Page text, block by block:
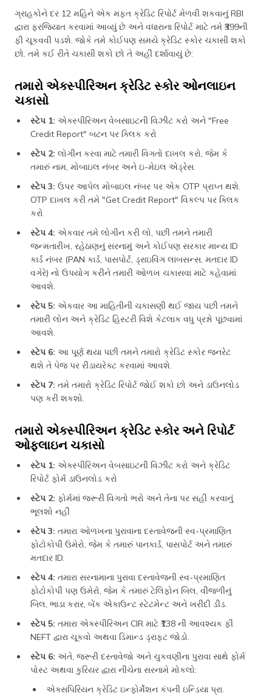
ગ્રાહકોને દર 12 મહિને એક મફત ક્રેડિટ રિપોર્ટ મેળવી શકવાનું RBI
દ્વારા ફરજિયાત કરવામાં આવ્યું છે અને વધારાના રિપોર્ટ માટે તમે ₹399ની
ફી ચૂકવવી પડશે. જોકે તમે કોઈપણ સમયે ક્રેડિટ સ્કોર ચકાસી શકો
છો. તમે કઈ રીતે ચકાસી શકો છો તે અહીં દર્શાવાયું છે:
તમારો એક્સ્પીરિઅન ક્રેડિટ સ્કોર ઓનલાઇન
ચકાસો
સ્ટેપ 1: એક્સ્પીરિઅન વેબસાઇટની વિઝીટ કરો અને "Free
Credit Report" બટન પર ક્લિક કરો
સ્ટેપ 2: લોગીન કરવા માટે તમારી વિગતો દાખલ કરો, જેમ કે
તમારું નામ, મોબાઇલ નંબર અને ઇ-મેઇલ એડ્રેસ.
સ્ટેપ 3: ઉપર આપેલ મોબાઇલ નંબર પર એક OTP પ્રાપ્ત થશે.
OTP દાખલ કરી તમે "Get Credit Report" વિકલ્પ પર ક્લિક
કરો
સ્ટેપ 4: એકવાર તમે લોગીન કરી લો, પછી તમને તમારી
જન્મતારીખ, રહેઠાણનું સરનામું અને કોઈપણ સરકાર માન્ય ID
કાર્ડ નંબર (PAN કાર્ડ, પાસપોર્ટ, ડ્રાઇવિંગ લાબસન્સ, મતદાર ID
વગેરે) નો ઉપયોગ કરીને તમારી ઓળખ ચકાસવા માટે કહેવામાં
આવશે.
સ્ટેપ 5: એકવાર આ માહિતીની ચકાસણી થઈ જાય પછી તમને
તમારી લોન અને ક્રેડિટ હિસ્ટરી વિશે કેટલાક વધુ પ્રશ્નો પૂછવામાં
આવશે.
સ્ટેપ 6: આ પૂર્ણ થયા પછી તમને તમારો ક્રેડિટ સ્કોર જનરેટ
થશે તે પેજ પર રીડાયરેક્ટ કરવામાં આવશે.
સ્ટેપ 7: તમે તમારો ક્રેડિટ રિપોર્ટ જોઈ શકો છો અને ડાઉનલોડ
પણ કરી શકશો.
તમારો એક્સ્પીરિઅન ક્રેડિટ સ્કોર અને રિપોર્ટ
ઓફલાઇન ચકાસો
સ્ટેપ 1: એક્સ્પીરિઅન વેબસાઇટની વિઝીટ કરો અને ક્રેડિટ
રિપોર્ટ ફોર્મ ડાઉનલોડ કરો
સ્ટેપ 2: ફોર્મમાં જરૂરી વિગતો ભરો અને તેના પર સહી કરવાનું
ભૂલશો નહીં
સ્ટેપ 3: તમારા ઓળખના પુરાવાના દસ્તાવેજની સ્વ-પ્રમાણિત
ફોટોકોપી ઉમેરો, જેમ કે તમારું પાનકાર્ડ, પાસપોર્ટ અને તમારું
મતદાર ID.
સ્ટેપ 4: તમારા સરનામાના પુરાવા દસ્તાવેજની સ્વ-પ્રમાણિત
ફોટોકોપી પણ ઉમેરો, જેમ કે તમારું ટેલિફોન બિલ, વીજળીનું
બિલ, ભાડા કરાર, બેંક એકાઉન્ટ સ્ટેટમેન્ટ અને ખરીદી ડીડ.
સ્ટેપ 5: તમારા એક્સ્પીરિઅન CIR માટે ₹138 ની આવશ્યક ફી
NEFT દ્વારા ચૂકવો અથવા ડિમાન્ડ ડ્રાફ્ટ જોડો.
સ્ટેપ 6: અંતે, જરૂરી દસ્તાવેજો અને ચુકવણીના પુરાવા સાથે ફોર્મ
પોસ્ટ અથવા કુરિયર દ્વારા નીચેના સરનામે મોકલો:
એક્સપિરિયન ક્રેડિટ ઇન્ફોર્મેશન કંપની ઇન્ડિયા પ્રા.